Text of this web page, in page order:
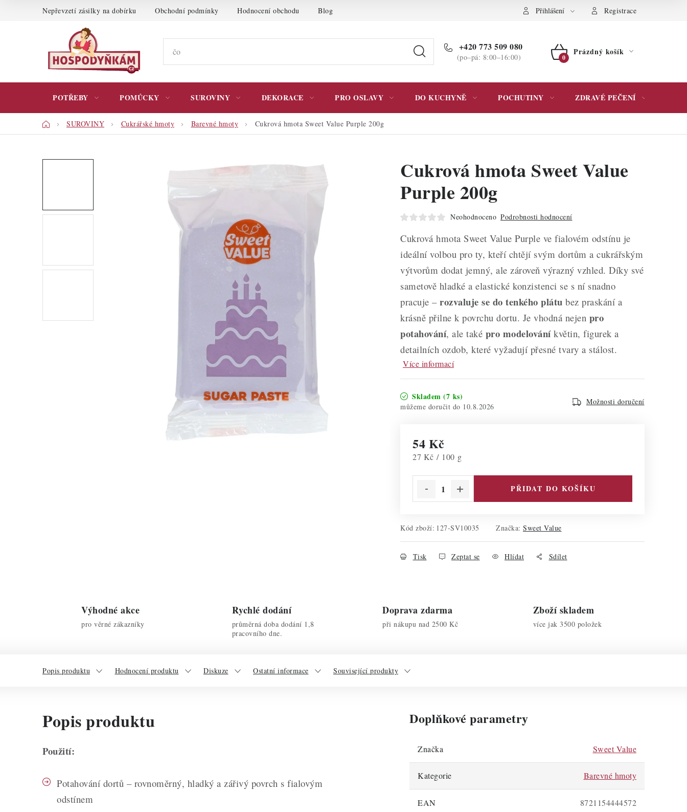
Nepřevzetí zásilky na dobírku Obchodní podmínky Hodnocení obchodu Blog Podmínky ochrany osobních údajů Přihlášení Registrace
+420 773 509 080
(po–pá: 8:00–16:00)
NÁKUPNÍ
Prázdný košík
POTŘEBY POMŮCKY SUROVINY DEKORACE PRO OSLAVY DO KUCHYNĚ POCHUTINY ZDRAVÉ PEČENÍ
DomůSUROVINY Cukrářské hmoty Barevné hmoty Cukrová hmota Sweet Value Purple 200g
Cukrová hmota Sweet Value
Purple 200g
Neohodnoceno Podrobnosti hodnocení
Cukrová hmota Sweet Value Purple ve fialovém odstínu je
ideální volbou pro ty, kteří chtějí svým dortům a cukrářským
výtvorům dodat jemný, ale zároveň výrazný vzhled. Díky své
sametově hladké a elastické konzistenci se s ní snadno
pracuje – rozvaluje se do tenkého plátu bez praskání a
krásně přilne k povrchu dortu. Je vhodná nejen pro
potahování, ale také pro modelováníkvětin, figurek a
detailních ozdob, které vyžadují přesné tvary a stálost.
Více informací
Skladem (7 ks)
10.8.2026
Možnosti doručení
54 Kč
Měrná cena:
27 Kč / 100 g
PŘIDAT DO KOŠÍKU
Kód zboží: 127-SV10035 Značka: Sweet Value
Tisk Zeptat se Hlídat Sdílet
Výhodné akce
pro věrné zákazníky
Rychlé dodání
průměrná doba dodání 1,8
pracovního dne.
Doprava zdarma
při nákupu nad 2500 Kč
Zboží skladem
více jak 3500 položek
Popis produktu Hodnocení produktu Diskuze Ostatní informace Související produkty
Popis produktu
Použití:
Potahování dortů – rovnoměrný, hladký a zářivý povrch s fialovým
odstínem
Doplňkové parametry
Značka Sweet Value
Kategorie Barevné hmoty
EAN 8721154444572